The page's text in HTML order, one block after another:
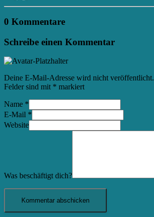
0 Kommentare
Schreibe einen Kommentar
Deine E-Mail-Adresse wird nicht veröffentlicht.
Felder sind mit * markiert
Name *
E-Mail *
Website
Was beschäftigt dich?